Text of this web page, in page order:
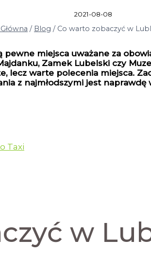
2021-08-08
/ Blog / Co warto zobaczyć w
pewne miejsca uważane za
Zamek Lubelski czy
lecz warte polecenia miejsca.
z najmłodszymi jest
Taxi
w